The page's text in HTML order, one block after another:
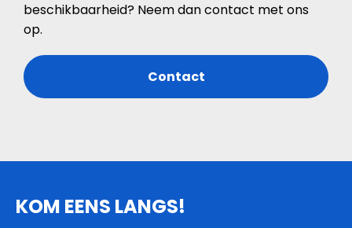
beschikbaarheid? Neem dan contact met ons
op.
Contact
KOM EENS LANGS!